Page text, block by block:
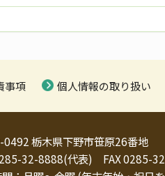
事項 個人情報の取り扱い
0492 栃木県下野市笹原26番地
32-8888(代表) FAX 0285-